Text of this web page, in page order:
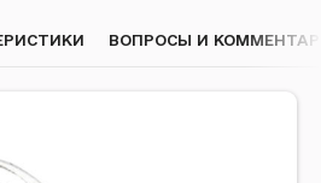
ВОПРОСЫ И